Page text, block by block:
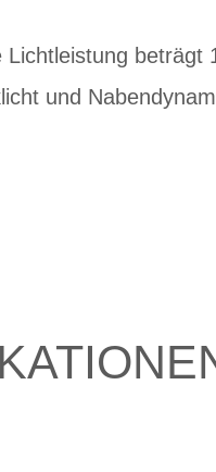
beträgt
und